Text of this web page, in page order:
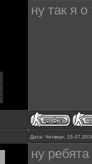
ну так я
Дата: Четверг,
ну